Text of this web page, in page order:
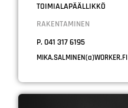
TOIMIALAPÄÄLLIKKÖ
RAKENTAMINEN
P. 041 317 6195
MIKA.SALMINEN(a)WORKER.FI